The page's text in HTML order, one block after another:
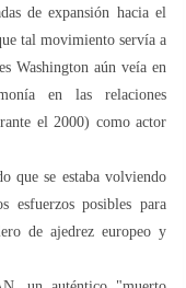
de expansión hacia el
tal movimiento servía a
Washington aún veía en
en las relaciones
el 2000) como actor
que se estaba volviendo
esfuerzos posibles para
de ajedrez europeo y